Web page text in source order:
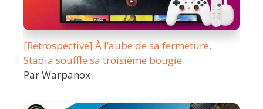
[Rétrospective] À l’aube de sa fermeture,
Stadia souffle sa troisième bougie
Par Warpanox